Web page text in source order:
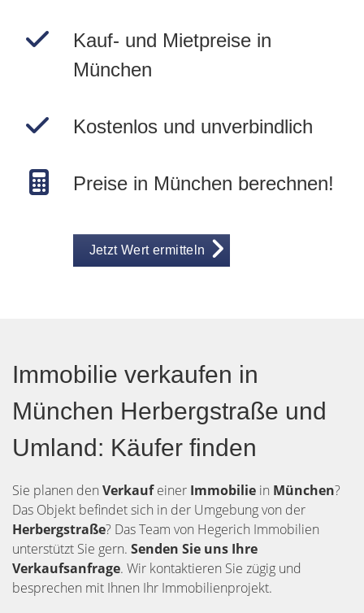
Kauf- und Mietpreise in
München
Kostenlos und unverbindlich
Preise in München berechnen!
Jetzt Wert ermitteln
Immobilie verkaufen in
München Herbergstraße und
Umland: Käufer finden
Sie planen den Verkaufeiner Immobilie in München?
Das Objekt befindet sich in der Umgebung von der
Herbergstraße? Das Team von Hegerich Immobilien
unterstützt Sie gern. Senden Sie uns Ihre
Verkaufsanfrage. Wir kontaktieren Sie zügig und
besprechen mit Ihnen Ihr Immobilienprojekt.